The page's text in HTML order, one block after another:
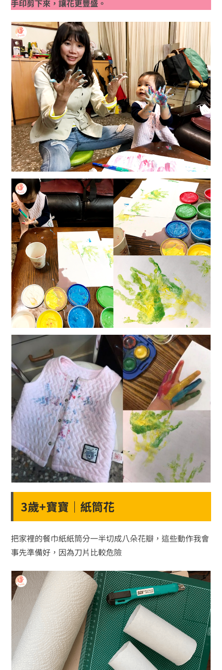
手印剪下來，讓花更豐盛。
3歲+寶寶｜紙筒花
把家裡的餐巾紙紙筒分一半切成八朵花瓣，這些動作我會
事先準備好，因為刀片比較危險